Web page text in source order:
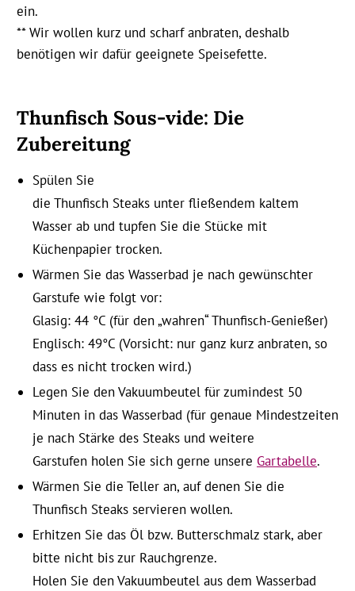
ein.
** Wir wollen kurz und scharf anbraten, deshalb
benötigen wir dafür geeignete Speisefette.
Thunfisch Sous-vide: Die
Zubereitung
Spülen Sie
die Thunfisch Steaks unter fließendem kaltem
Wasser ab und tupfen Sie die Stücke mit
Küchenpapier trocken.
Wärmen Sie das Wasserbad je nach gewünschter
Garstufe wie folgt vor:
Glasig: 44 °C (für den „wahren“ Thunfisch-Genießer)
Englisch: 49°C (Vorsicht: nur ganz kurz anbraten, so
dass es nicht trocken wird.)
Legen Sie den Vakuumbeutel für zumindest 50
Minuten in das Wasserbad (für genaue Mindestzeiten
je nach Stärke des Steaks und weitere
Garstufen holen Sie sich gerne unsere Gartabelle.
Wärmen Sie die Teller an, auf denen Sie die
Thunfisch Steaks servieren wollen.
Erhitzen Sie das Öl bzw. Butterschmalz stark, aber
bitte nicht bis zur Rauchgrenze.
Holen Sie den Vakuumbeutel aus dem Wasserbad